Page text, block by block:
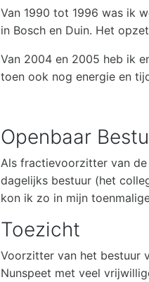
Van 1990 tot 1996 was ik
in Bosch en Duin. Het
Van 2004 en 2005 heb ik
toen ook nog energie en
Openbaar
Als fractievoorzitter van
dagelijks bestuur (het
kon ik zo in mijn
Toezicht
Voorzitter van het bestuur
Nunspeet met veel